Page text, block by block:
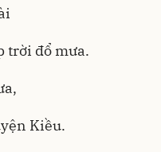
trời đổ mưa.
Kiều.